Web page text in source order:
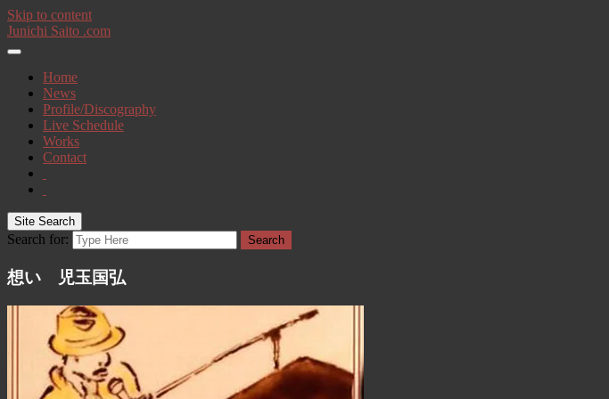
Skip to content
Junichi Saito .com
Home
News
Profile/Discography
Live Schedule
Works
Contact
Site Search
Search for: Search
想い 児玉国弘